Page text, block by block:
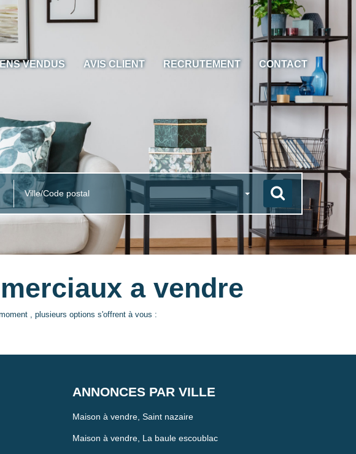
VENDUS AVIS CLIENT RECRUTEMENT CONTACT
Ville/Code postal
a vendre
, plusieurs options s'offrent à vous :
ANNONCES PAR VILLE
Maison à vendre, Saint nazaire
Maison à vendre, La baule escoublac